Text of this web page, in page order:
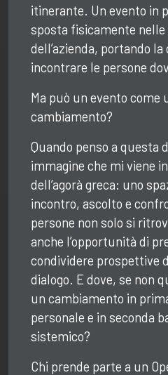
itinerante. Un evento in
sposta fisicamente nelle
dell’azienda, portando
incontrare le persone
Ma può un evento come
cambiamento?
Quando penso a questa
immagine che mi viene
dell’agorà greca: uno
incontro, ascolto e
persone non solo si
anche l’opportunità di
condividere prospettive
dialogo. E dove, se non
un cambiamento in
personale e in seconda
sistemico?
Chi prende parte a un